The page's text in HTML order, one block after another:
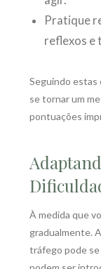
Pratique
reflexos e
Seguindo estas
se tornar um
pontuações
À medida que
gradualmente.
tráfego pode